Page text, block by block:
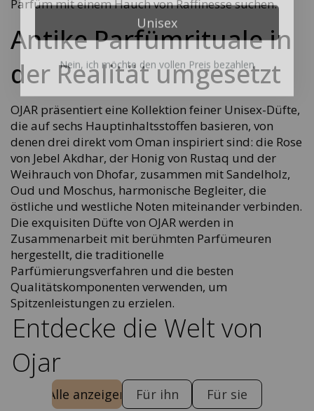
Parfüm mit einem Hauch von Raffinesse suchen.
Antike Parfümrituale in
der Realität umgesetzt
OJAR präsentiert eine Kollektion feiner Unisex-Düfte,
die auf sechs Hauptinhaltsstoffen basieren, von
denen drei direkt vom Oman inspiriert sind: die Rose
von Jebel Akdhar, der Honig von Rustaq und der
Weihrauch von Dhofar, zusammen mit Sandelholz,
Oud und Moschus, harmonische Begleiter, die
östliche und westliche Noten miteinander verbinden.
Die exquisiten Düfte von OJAR werden in
Zusammenarbeit mit berühmten Parfümeuren
hergestellt, die traditionelle
Parfümierungsverfahren und die besten
Qualitätskomponenten verwenden, um
Spitzenleistungen zu erzielen.
Entdecke die Welt von
Ojar
Alle anzeigen Für ihn Für sie
Unisex
Nein, ich möchte den vollen Preis bezahlen